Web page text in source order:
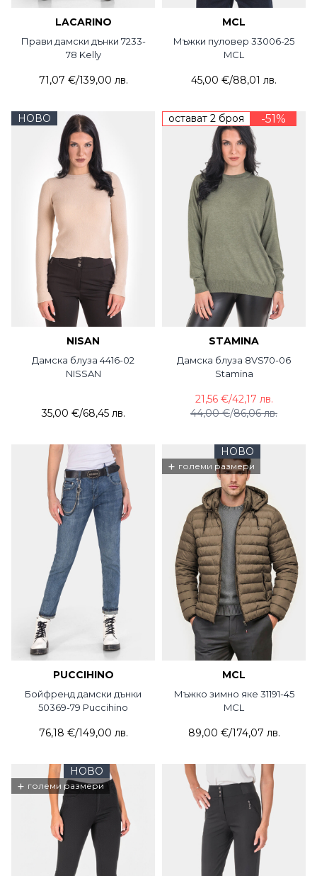
LACARINO
Прави дамски дънки 7233-
78 Kelly
71,07 €/139,00 лв.
MCL
Мъжки пуловер 33006-25
MCL
45,00 €/88,01 лв.
НОВО
NISAN
Дамска блуза 4416-02
NISSAN
35,00 €/68,45 лв.
остават 2 броя -51%
STAMINA
Дамска блуза 8VS70-06
Stamina
44,00 €/86,06 лв.
21,56 €/42,17 лв.
PUCCIHINO
Бойфренд дамски дънки
50369-79 Puccihino
76,18 €/149,00 лв.
НОВО
+ големи размери
MCL
Мъжко зимно яке 31191-45
MCL
89,00 €/174,07 лв.
НОВО
+ големи размери